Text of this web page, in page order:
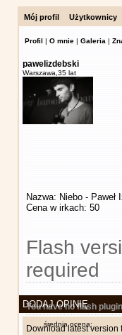
Mój profil Użytkownicy
Profil | O mnie | Galeria |
pawelizdebski
Warszawa, 35 lat
Nazwa: Niebo - Paweł
Cena w irkach: 50
Flash
required
You have no flash
Download latest version
DODAJ OPINIĘ
średnia ocena: